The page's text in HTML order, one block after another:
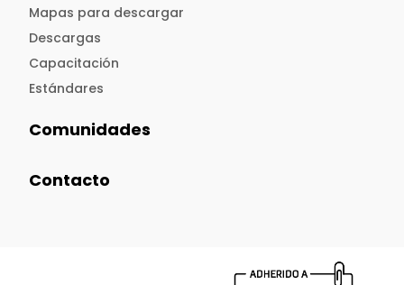
Mapas para descargar
Descargas
Capacitación
Estándares
Comunidades
Contacto